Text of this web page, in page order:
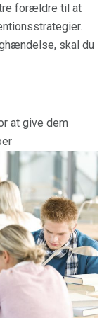
forældre til at
skal du
at give dem